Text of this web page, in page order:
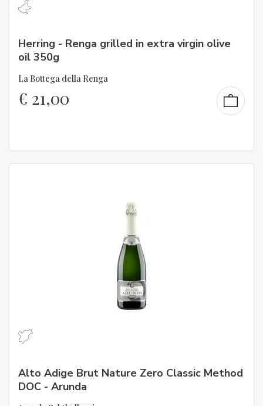
Herring - Renga grilled in extra virgin olive
oil 350g
La Bottega della Renga
€ 21,00
Alto Adige Brut Nature Zero Classic Method
DOC - Arunda